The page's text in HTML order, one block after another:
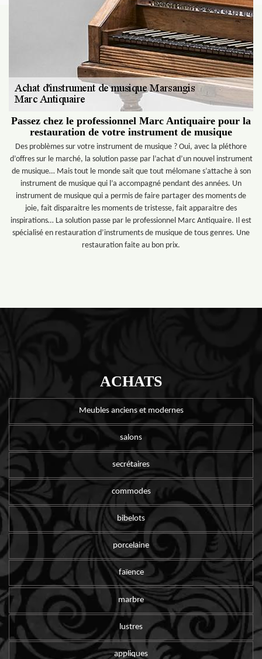
Passez chez le professionnel Marc Antiquaire pour la
restauration de votre instrument de musique
Des problèmes sur votre instrument de musique ? Oui, avec la pléthore
d’offres sur le marché, la solution passe par l’achat d’un nouvel instrument
de musique… Mais tout le monde sait que tout mélomane s’attache à son
instrument de musique qui l’a accompagné pendant des années. Un
instrument de musique qui a permis de faire partager des moments de
joie, fait disparaitre les moments de tristesse, fait apparaitre des
inspirations… La solution passe par le professionnel Marc Antiquaire. Il est
spécialisé en restauration d’instruments de musique de tous genres. Une
restauration faite au bon prix.
ACHATS
Meubles anciens et modernes
salons
secrétaires
commodes
bibelots
porcelaine
faïence
marbre
lustres
appliques